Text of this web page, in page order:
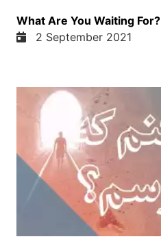
What Are You Waiting For?
2 September 2021